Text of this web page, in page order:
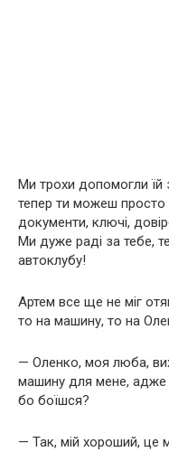
Ми трохи допомогли їй
тепер ти можеш просто
документи, ключі,
Ми дуже раді за тебе,
автоклубу!
Артем все ще не міг
то на машину, то на
— Оленко, моя люба,
машину для мене, адже
бо боїшся?
— Так, мій хороший, це